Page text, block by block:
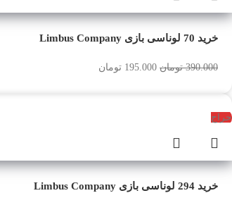
خرید 70 لونا‌سی بازی Limbus Company
390.000 تومان 195.000 تومان
حراج
خرید 294 لونا‌سی بازی Limbus Company